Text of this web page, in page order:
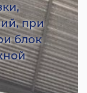
при
блок